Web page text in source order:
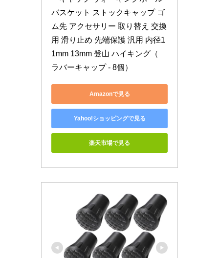
バスケット ストックキャップ ゴ
ム先 アクセサリー 取り替え 交換
用 滑り止め 先端保護 汎用 内径1
1mm 13mm 登山 ハイキング（
ラバーキャップ - 8個）
Amazonで見る
Yahoo!ショッピングで見る
楽天市場で見る